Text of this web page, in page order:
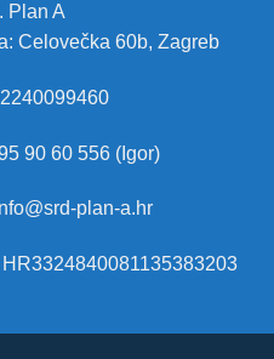
Plan A
Celovečka 60b, Zagreb
90 60 556 (Igor)
plan-a.hr
HR3324840081135383203